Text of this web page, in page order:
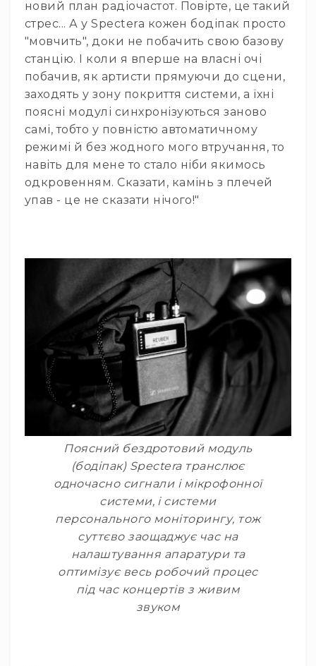
підлоги
Комплекти
сценічних
стійок
Різне
Відео
Проектори
Проектори
Інтерактивні
дошки
Аксесуари
і
Фотокамери
PTZ
камери
Відеобари
Вебкамери
Екрани
та
панелі
Проекційні
екрани
Відеопанелі
Аксесуари
і
комплектуючі
Пульти
та
комутатори
Пульти
Матричні
комутатори
Аксесуари
новий план радіочастот. Повірте, це такий
стрес... А у Spectera кожен бодіпак просто
"мовчить", доки не побачить свою базову
станцію. І коли я вперше на власні очі
побачив, як артисти прямуючи до сцени,
заходять у зону покриття системи, а їхні
поясні модулі синхронізуються заново
самі, тобто у повністю автоматичному
режимі й без жодного мого втручання, то
навіть для мене то стало ніби якимось
одкровенням. Сказати, камінь з плечей
упав - це не сказати нічого!"
Поясний бездротовий модуль
(бодіпак) Spectera транслює
одночасно сигнали і мікрофонної
системи, і системи
персонального моніторингу, тож
суттєво заощаджує час на
налаштування апаратури та
оптимізує весь робочий процес
під час концертів з живим
звуком